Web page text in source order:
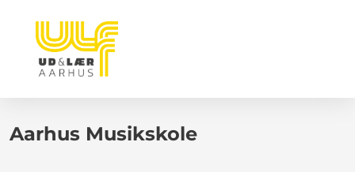
Aarhus Musikskole